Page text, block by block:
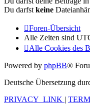
Du darfst keine
Foren-Übersicht
Alle Zeiten sind
Alle Cookies des
Powered by phpBB®
Deutsche Übersetzung
PRIVACY_LINK |